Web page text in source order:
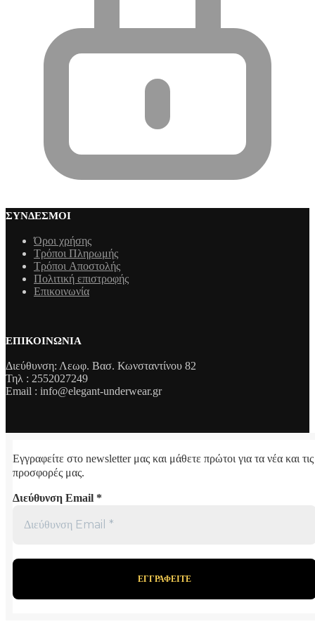
ΣΎΝΔΕΣΜΟΙ
Όροι χρήσης
Τρόποι Πληρωμής
Τρόποι Aποστολής
Πολιτική επιστροφής
Επικοινωνία
ΕΠΙΚΟΙΝΩΝΊΑ
Διεύθυνση: Λεωφ. Βασ. Κωνσταντίνου 82
Τηλ : 2552027249
Email : info@elegant-underwear.gr
Εγγραφείτε στο newsletter μας και μάθετε πρώτοι για τα νέα και τις
προσφορές μας.
Διεύθυνση Email *